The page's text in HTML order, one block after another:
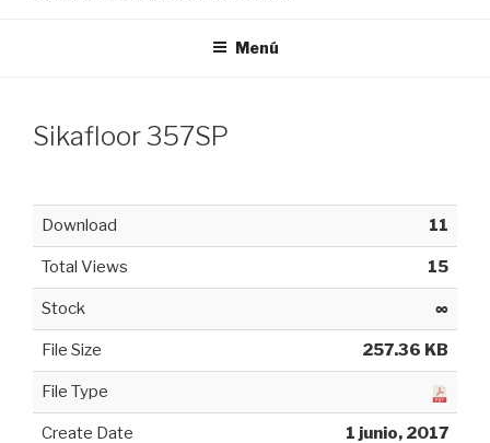
Menú
Sikafloor 357SP
Download 11
Total Views 15
Stock ∞
File Size 257.36 KB
File Type
Create Date 1 junio, 2017